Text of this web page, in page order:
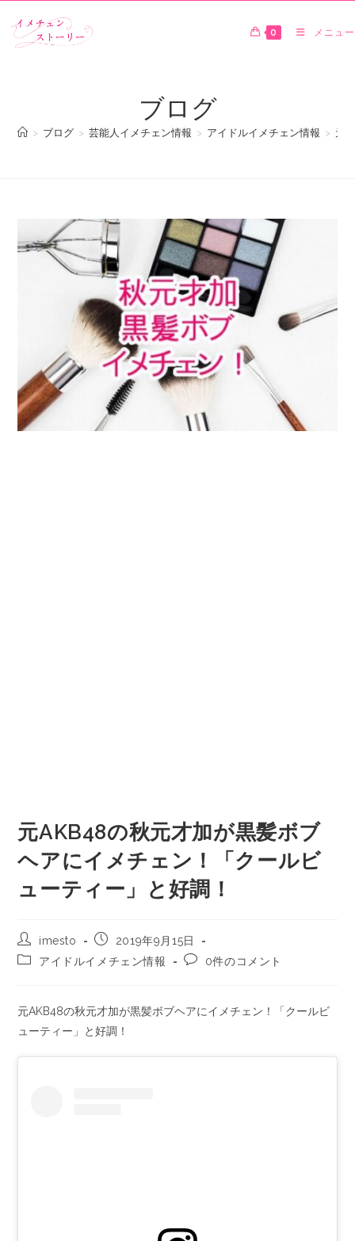
0 メニュー
ブログ
> ブログ > 芸能人イメチェン情報 > アイドルイメチェン情報 > 元
元AKB48の秋元才加が黒髪ボブ
ヘアにイメチェン！「クールビ
ューティー」と好調！
imesto
2019年9月15日
アイドルイメチェン情報
0件のコメント
元AKB48の秋元才加が黒髪ボブヘアにイメチェン！「クールビ
ューティー」と好調！